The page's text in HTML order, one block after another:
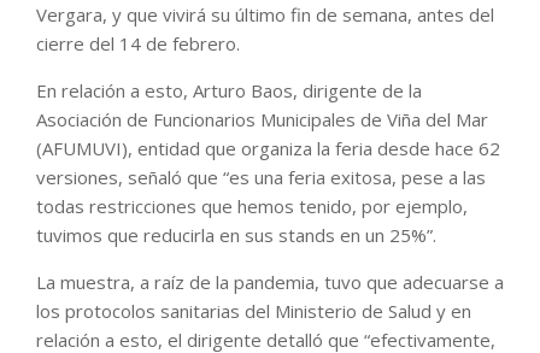
Vergara, y que vivirá su último fin de semana, antes del
cierre del 14 de febrero.
En relación a esto, Arturo Baos, dirigente de la
Asociación de Funcionarios Municipales de Viña del Mar
(AFUMUVI), entidad que organiza la feria desde hace 62
versiones, señaló que “es una feria exitosa, pese a las
todas restricciones que hemos tenido, por ejemplo,
tuvimos que reducirla en sus stands en un 25%”.
La muestra, a raíz de la pandemia, tuvo que adecuarse a
los protocolos sanitarias del Ministerio de Salud y en
relación a esto, el dirigente detalló que “efectivamente,